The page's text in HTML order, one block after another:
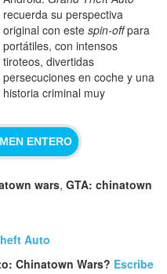
recuerda su perspectiva
original con estespin-offpara
portátiles, con intensos
tiroteos, divertidas
persecuciones en coche y una
historia criminal muy
ENTERO
wars,GTA: chinatown
Auto
Chinatown Wars? Escribe